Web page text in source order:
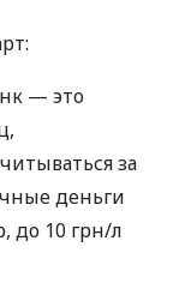
— это
за
деньги
до 10 грн/л